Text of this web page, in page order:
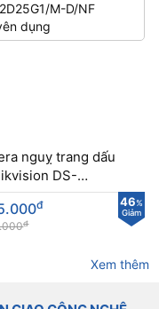
nguỵ trang dấu
DS-
M-D/NF
dụng
46%
Giảm
đ
đ
Xem thêm